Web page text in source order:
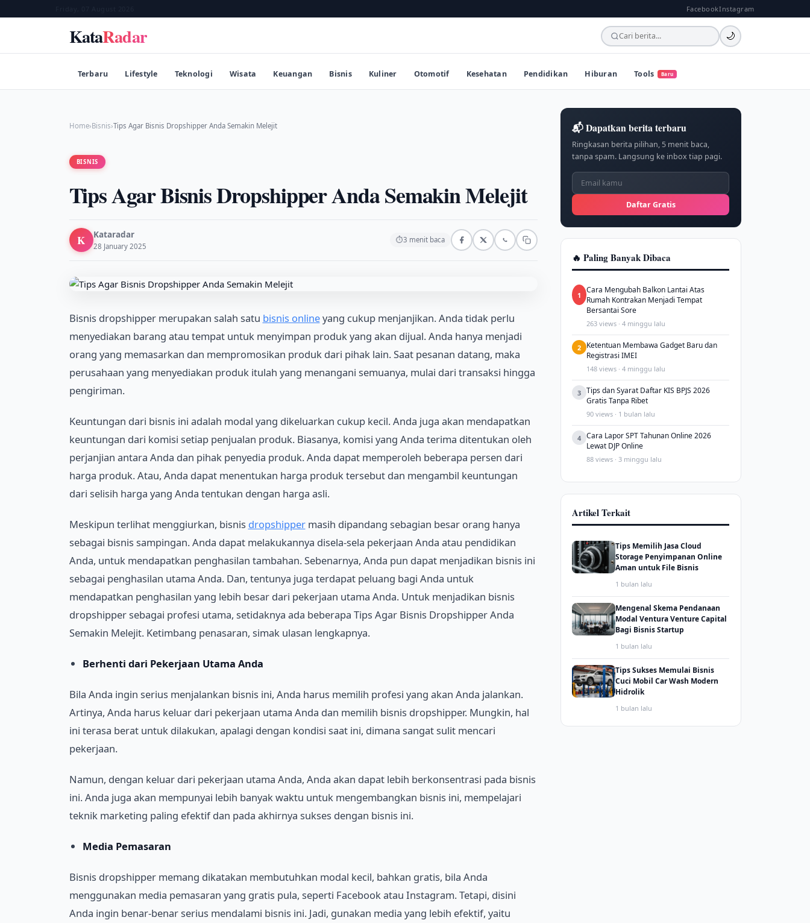
FacebookInstagram
KataRadar 🌙
Terbaru Lifestyle Teknologi Wisata Keuangan Bisnis Kuliner Otomotif Kesehatan Pendidikan Hiburan Tools Baru
Home›Bisnis›Tips Agar Bisnis Dropshipper Anda Semakin Melejit
BISNIS
Tips Agar Bisnis Dropshipper Anda Semakin Melejit
K Kataradar
28 January 2025
⏱3 menit baca
Bisnis dropshipper merupakan salah satu bisnis onlineyang cukup menjanjikan. Anda tidak perlu
menyediakan barang atau tempat untuk menyimpan produk yang akan dijual. Anda hanya menjadi
orang yang memasarkan dan mempromosikan produk dari pihak lain. Saat pesanan datang, maka
perusahaan yang menyediakan produk itulah yang menangani semuanya, mulai dari transaksi hingga
pengiriman.
Keuntungan dari bisnis ini adalah modal yang dikeluarkan cukup kecil. Anda juga akan mendapatkan
keuntungan dari komisi setiap penjualan produk. Biasanya, komisi yang Anda terima ditentukan oleh
perjanjian antara Anda dan pihak penyedia produk. Anda dapat memperoleh beberapa persen dari
harga produk. Atau, Anda dapat menentukan harga produk tersebut dan mengambil keuntungan
dari selisih harga yang Anda tentukan dengan harga asli.
Meskipun terlihat menggiurkan, bisnis dropshippermasih dipandang sebagian besar orang hanya
sebagai bisnis sampingan. Anda dapat melakukannya disela-sela pekerjaan Anda atau pendidikan
Anda, untuk mendapatkan penghasilan tambahan. Sebenarnya, Anda pun dapat menjadikan bisnis ini
sebagai penghasilan utama Anda. Dan, tentunya juga terdapat peluang bagi Anda untuk
mendapatkan penghasilan yang lebih besar dari pekerjaan utama Anda. Untuk menjadikan bisnis
dropshipper sebagai profesi utama, setidaknya ada beberapa Tips Agar Bisnis Dropshipper Anda
Semakin Melejit. Ketimbang penasaran, simak ulasan lengkapnya.
Berhenti dari Pekerjaan Utama Anda
Bila Anda ingin serius menjalankan bisnis ini, Anda harus memilih profesi yang akan Anda jalankan.
Artinya, Anda harus keluar dari pekerjaan utama Anda dan memilih bisnis dropshipper. Mungkin, hal
ini terasa berat untuk dilakukan, apalagi dengan kondisi saat ini, dimana sangat sulit mencari
pekerjaan.
Namun, dengan keluar dari pekerjaan utama Anda, Anda akan dapat lebih berkonsentrasi pada bisnis
ini. Anda juga akan mempunyai lebih banyak waktu untuk mengembangkan bisnis ini, mempelajari
teknik marketing paling efektif dan pada akhirnya sukses dengan bisnis ini.
Media Pemasaran
Bisnis dropshipper memang dikatakan membutuhkan modal kecil, bahkan gratis, bila Anda
menggunakan media pemasaran yang gratis pula, seperti Facebook atau Instagram. Tetapi, disini
Anda ingin benar-benar serius mendalami bisnis ini. Jadi, gunakan media yang lebih efektif, yaitu
📬 Dapatkan berita terbaru
Ringkasan berita pilihan, 5 menit baca,
tanpa spam. Langsung ke inbox tiap pagi.
Daftar Gratis
🔥 Paling Banyak Dibaca
1
Cara Mengubah Balkon Lantai Atas
Rumah Kontrakan Menjadi Tempat
Bersantai Sore
263 views · 4 minggu lalu
2
Ketentuan Membawa Gadget Baru dan
Registrasi IMEI
148 views · 4 minggu lalu
3
Tips dan Syarat Daftar KIS BPJS 2026
Gratis Tanpa Ribet
90 views · 1 bulan lalu
4
Cara Lapor SPT Tahunan Online 2026
Lewat DJP Online
88 views · 3 minggu lalu
Artikel Terkait
Tips Memilih Jasa Cloud
Storage Penyimpanan Online
Aman untuk File Bisnis
1 bulan lalu
Mengenal Skema Pendanaan
Modal Ventura Venture Capital
Bagi Bisnis Startup
1 bulan lalu
Tips Sukses Memulai Bisnis
Cuci Mobil Car Wash Modern
Hidrolik
1 bulan lalu